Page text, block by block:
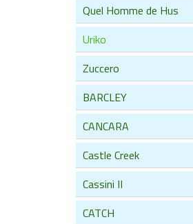
Quel Homme de Hus
Uriko
Zuccero
BARCLEY
CANCARA
Castle Creek
Cassini II
CATCH